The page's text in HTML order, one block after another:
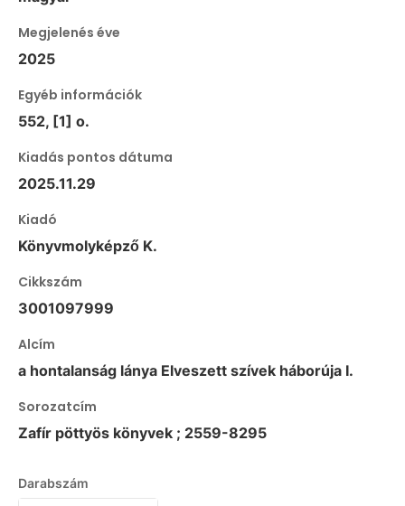
Megjelenés éve
2025
Egyéb információk
552, [1] o.
Kiadás pontos dátuma
2025.11.29
Kiadó
Könyvmolyképző K.
Cikkszám
3001097999
Alcím
a hontalanság lánya Elveszett szívek háborúja I.
Sorozatcím
Zafír pöttyös könyvek ; 2559-8295
Darabszám